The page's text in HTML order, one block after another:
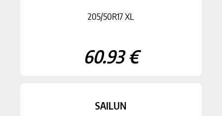
205/50R17 XL
60.93 €
SAILUN